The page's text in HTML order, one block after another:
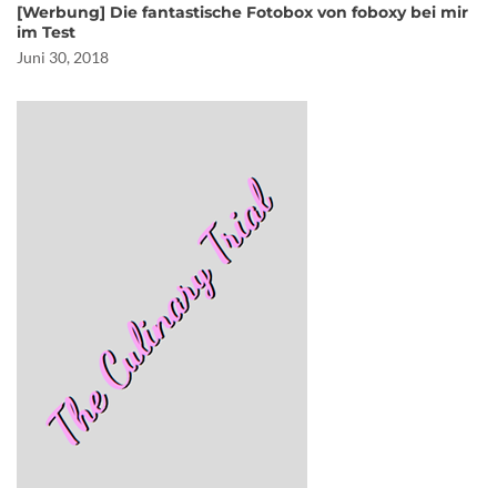
[Werbung] Die fantastische Fotobox von foboxy bei mir
im Test
Juni 30, 2018